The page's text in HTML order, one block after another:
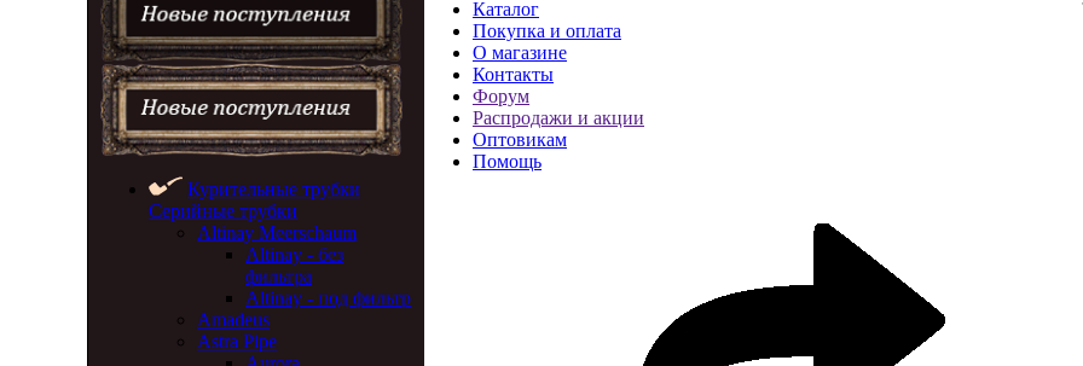
Курительные трубки
Серийные трубки
Altinay Meerschaum
Altinay - без
фильтра
Altinay - под фильтр
Amadeus
Astra Pipe
Каталог
Покупка и оплата
О магазине
Контакты
Форум
Распродажи и акции
Оптовикам
Помощь